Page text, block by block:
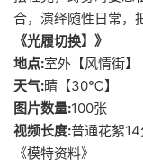
合，演绎随性日常，
《光履切换】》
地点:室外【风情街】
天气:晴【30℃】
图片数量:100张
视频长度:普通花絮14
《模特资料》